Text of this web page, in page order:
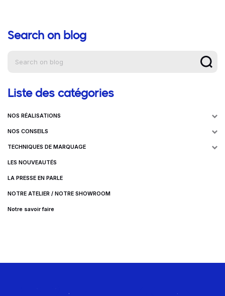
Aide à la navigation
Search on blog
Liste des catégories
NOS RÉALISATIONS
NOS CONSEILS
TECHNIQUES DE MARQUAGE
LES NOUVEAUTÉS
LA PRESSE EN PARLE
NOTRE ATELIER / NOTRE SHOWROOM
Notre savoir faire